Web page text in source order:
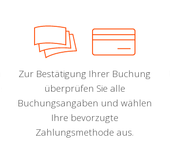
Zur Bestätigung Ihrer Buchung
überprüfen Sie alle
Buchungsangaben und wählen
Ihre bevorzugte
Zahlungsmethode aus.